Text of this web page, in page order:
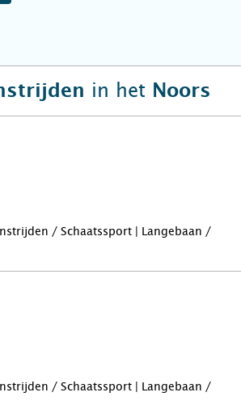
in het Noors
/ Schaatssport | Langebaan /
/ Schaatssport | Langebaan /